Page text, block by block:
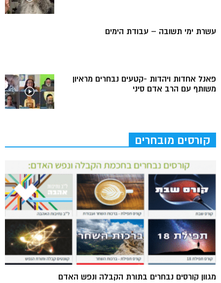
עשרת ימי תשובה – עבודת הימים
פאנל אחדות ויהדות -קטעים נבחרים מראיון
משותף עם הרב אדם סיני
קורסים מובחרים
מגוון קורסים נבחרים בתורת הקבלה ונפש האדם